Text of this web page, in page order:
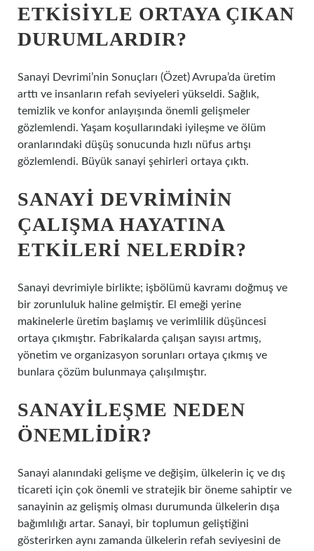
ETKISIYLE ORTAYA ÇIKAN
DURUMLARDIR?
Sanayi Devrimi’nin Sonuçları (Özet) Avrupa’da üretim
arttı ve insanların refah seviyeleri yükseldi. Sağlık,
temizlik ve konfor anlayışında önemli gelişmeler
gözlemlendi. Yaşam koşullarındaki iyileşme ve ölüm
oranlarındaki düşüş sonucunda hızlı nüfus artışı
gözlemlendi. Büyük sanayi şehirleri ortaya çıktı.
SANAYI DEVRIMININ
ÇALIŞMA HAYATINA
ETKILERI NELERDIR?
Sanayi devrimiyle birlikte; işbölümü kavramı doğmuş ve
bir zorunluluk haline gelmiştir. El emeği yerine
makinelerle üretim başlamış ve verimlilik düşüncesi
ortaya çıkmıştır. Fabrikalarda çalışan sayısı artmış,
yönetim ve organizasyon sorunları ortaya çıkmış ve
bunlara çözüm bulunmaya çalışılmıştır.
SANAYILEŞME NEDEN
ÖNEMLIDIR?
Sanayi alanındaki gelişme ve değişim, ülkelerin iç ve dış
ticareti için çok önemli ve stratejik bir öneme sahiptir ve
sanayinin az gelişmiş olması durumunda ülkelerin dışa
bağımlılığı artar. Sanayi, bir toplumun geliştiğini
gösterirken aynı zamanda ülkelerin refah seviyesini de